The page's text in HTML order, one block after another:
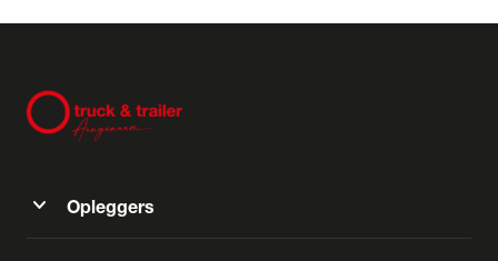
expand_more Opleggers